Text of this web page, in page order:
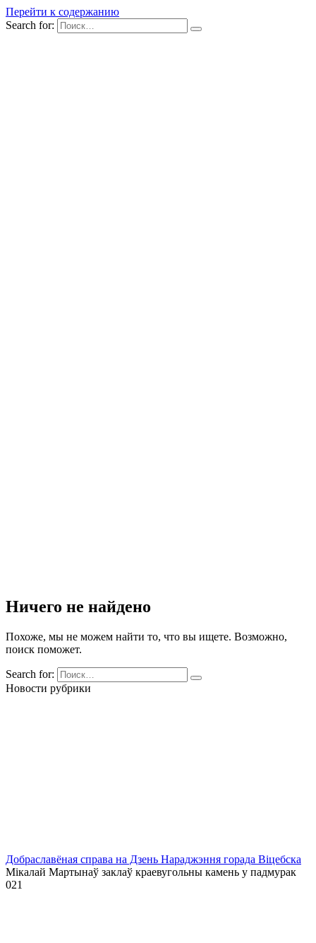
Перейти к содержанию
Search for:
Ничего не найдено
Похоже, мы не можем найти то, что вы ищете. Возможно,
поиск поможет.
Search for:
Новости рубрики
Добраславёная справа на Дзень Нараджэння горада Віцебска
Мікалай Мартынаў заклаў краевугольны камень у падмурак
021